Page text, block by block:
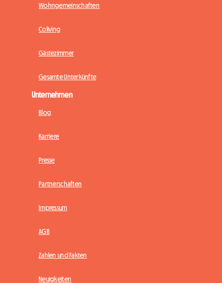
Wohngemeinschaften
Coliving
Gästezimmer
Gesamte Unterkünfte
Unternehmen
Blog
Karriere
Presse
Partnerschaften
Impressum
AGB
Zahlen und Fakten
Neuigkeiten